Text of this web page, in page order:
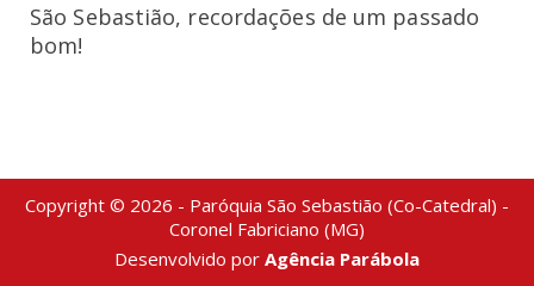
São Sebastião, recordações de um passado
bom!
Copyright © 2026 - Paróquia São Sebastião (Co-Catedral) -
Coronel Fabriciano (MG)
Desenvolvido por Agência Parábola